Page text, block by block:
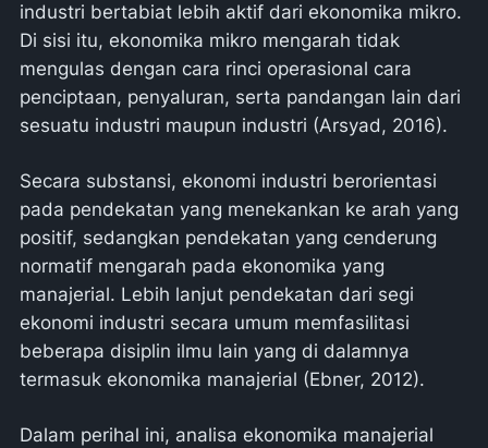
industri bertabiat lebih aktif dari ekonomika mikro.
Di sisi itu, ekonomika mikro mengarah tidak
mengulas dengan cara rinci operasional cara
penciptaan, penyaluran, serta pandangan lain dari
sesuatu industri maupun industri (Arsyad, 2016).
Secara substansi, ekonomi industri berorientasi
pada pendekatan yang menekankan ke arah yang
positif, sedangkan pendekatan yang cenderung
normatif mengarah pada ekonomika yang
manajerial. Lebih lanjut pendekatan dari segi
ekonomi industri secara umum memfasilitasi
beberapa disiplin ilmu lain yang di dalamnya
termasuk ekonomika manajerial (Ebner, 2012).
Dalam perihal ini, analisa ekonomika manajerial